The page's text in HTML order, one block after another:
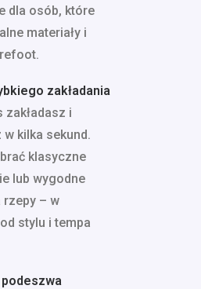
dla osób, które
materiały i
zakładania
zakładasz i
kilka sekund.
klasyczne
lub wygodne
rzepy – w
stylu i tempa